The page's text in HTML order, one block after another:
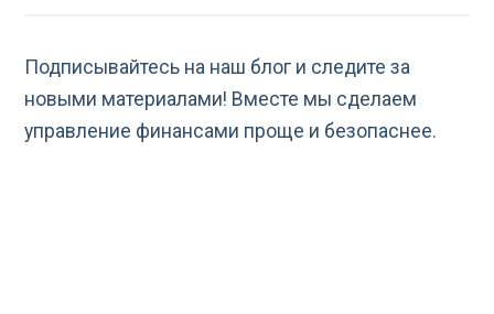
Подписывайтесь на наш блог и следите за
новыми материалами! Вместе мы сделаем
управление финансами проще и безопаснее.